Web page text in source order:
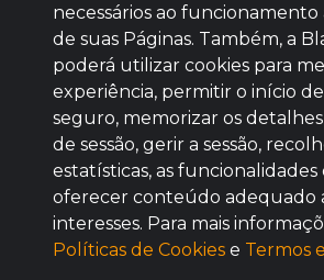
Baixe
necessários ao
de suas Páginas. Também, a
poderá utilizar cookies para
experiência, permitir o início de
seguro, memorizar os
de sessão, gerir a sessão,
estatísticas, as funcionalidades
oferecer conteúdo adequado
interesses. Para mais
Políticas de Cookies e Termos